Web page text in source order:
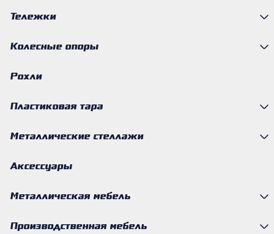
Тележки
Колесные опоры
Рохли
Пластиковая тара
Металлические стеллажи
Аксессуары
Металлическая мебель
Производственная мебель